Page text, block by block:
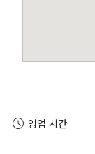
영업 시간